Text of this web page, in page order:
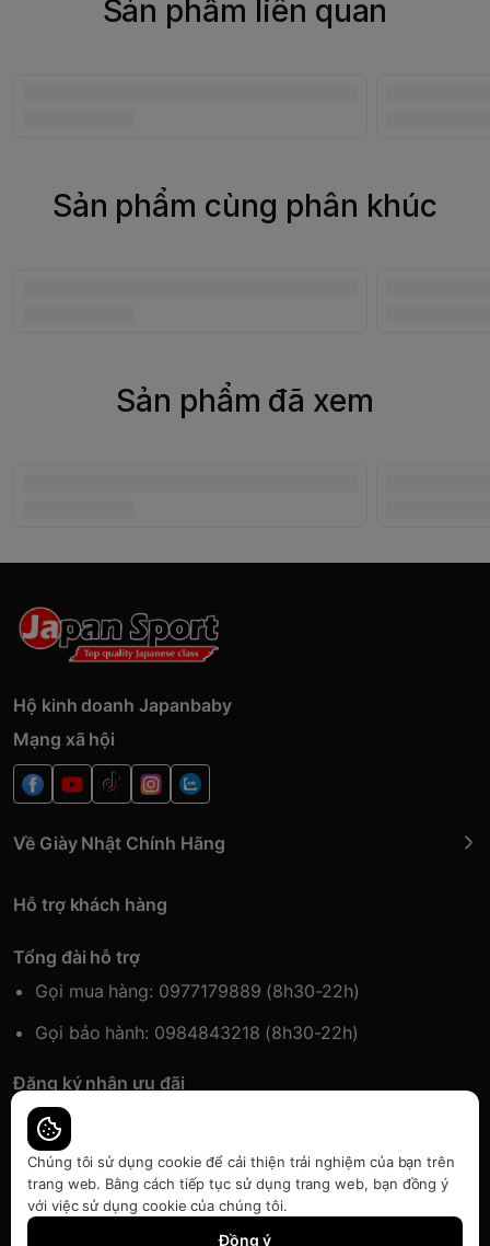
Sản phẩm liên quan
Sản phẩm cùng phân khúc
Sản phẩm đã xem
Hộ kinh doanh Japanbaby
Mạng xã hội
Về Giày Nhật Chính Hãng
Hỗ trợ khách hàng
Tổng đài hỗ trợ
Gọi mua hàng: 0977179889 (8h30-22h)
Gọi bảo hành: 0984843218 (8h30-22h)
Đăng ký nhận ưu đãi
Đăng kí để nhận thông tin ưu đãi sớm nhất.
Bàn quyền thuộc về Japansport | Cung cấp bởiSapo
Chúng tôi sử dụng cookie để cải thiện trải nghiệm của bạn trên
trang web. Bằng cách tiếp tục sử dụng trang web, bạn đồng ý
với việc sử dụng cookie của chúng tôi.
Đồng ý